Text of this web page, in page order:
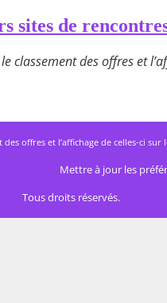
sites de
classement des offres et
offres et l’affichage de celles-ci sur
Mettre à jour les
Tous droits réservés.